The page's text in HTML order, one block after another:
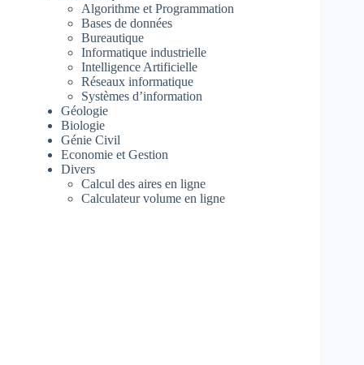
Algorithme et Programmation
Bases de données
Bureautique
Informatique industrielle
Intelligence Artificielle
Réseaux informatique
Systèmes d’information
Géologie
Biologie
Génie Civil
Economie et Gestion
Divers
Calcul des aires en ligne
Calculateur volume en ligne